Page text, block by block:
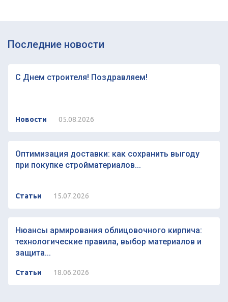
Последние новости
С Днем строителя! Поздравляем!
Новости 05.08.2026
Оптимизация доставки: как сохранить выгоду
при покупке стройматериалов...
Статьи 15.07.2026
Нюансы армирования облицовочного кирпича:
технологические правила, выбор материалов и
защита...
Статьи 18.06.2026